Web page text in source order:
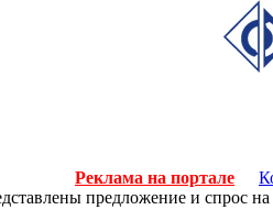
Реклама на портале
предложение и спрос